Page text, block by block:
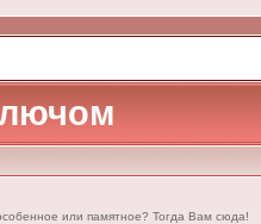
или памятное? Тогда Вам сюда!